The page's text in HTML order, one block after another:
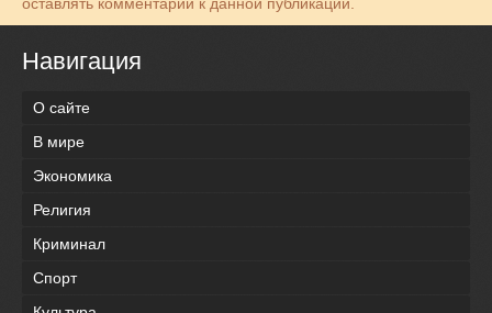
оставлять комментарии к данной публикации.
Навигация
О сайте
В мире
Экономика
Религия
Криминал
Спорт